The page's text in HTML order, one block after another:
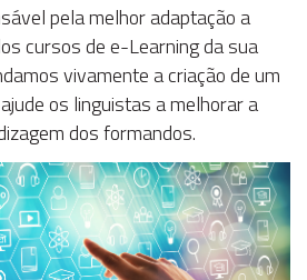
pela melhor adaptação a
cursos de e-Learning da sua
vivamente a criação de um
os linguistas a melhorar a
dos formandos.